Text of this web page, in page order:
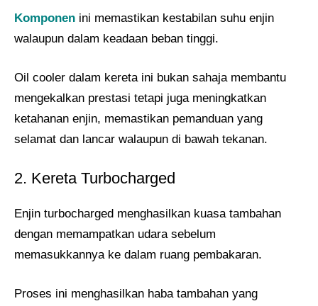
Komponen ini memastikan kestabilan suhu enjin
walaupun dalam keadaan beban tinggi.
Oil cooler dalam kereta ini bukan sahaja membantu
mengekalkan prestasi tetapi juga meningkatkan
ketahanan enjin, memastikan pemanduan yang
selamat dan lancar walaupun di bawah tekanan.
2. Kereta Turbocharged
Enjin turbocharged menghasilkan kuasa tambahan
dengan memampatkan udara sebelum
memasukkannya ke dalam ruang pembakaran.
Proses ini menghasilkan haba tambahan yang